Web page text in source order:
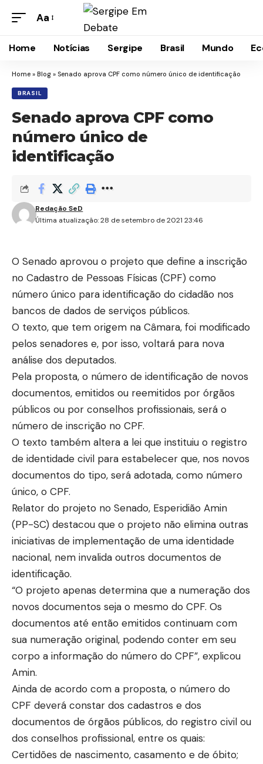
Aa
Home Notícias Sergipe Brasil Mundo
Home » Blog » Senado aprova CPF como número único de identificação
BRASIL
Senado aprova CPF como
número único de
identificação
Última atualização: 28 de setembro de 2021 23:46
Redação SeD
O Senado aprovou o projeto que define a inscrição
no Cadastro de Pessoas Físicas (CPF) como
número único para identificação do cidadão nos
bancos de dados de serviços públicos.
O texto, que tem origem na Câmara, foi modificado
pelos senadores e, por isso, voltará para nova
análise dos deputados.
Pela proposta, o número de identificação de novos
documentos, emitidos ou reemitidos por órgãos
públicos ou por conselhos profissionais, será o
número de inscrição no CPF.
O texto também altera a lei que instituiu o registro
de identidade civil para estabelecer que, nos novos
documentos do tipo, será adotada, como número
único, o CPF.
Relator do projeto no Senado, Esperidião Amin
(PP-SC) destacou que o projeto não elimina outras
iniciativas de implementação de uma identidade
nacional, nem invalida outros documentos de
identificação.
“O projeto apenas determina que a numeração dos
novos documentos seja o mesmo do CPF. Os
documentos até então emitidos continuam com
sua numeração original, podendo conter em seu
corpo a informação do número do CPF”, explicou
Amin.
Ainda de acordo com a proposta, o número do
CPF deverá constar dos cadastros e dos
documentos de órgãos públicos, do registro civil ou
dos conselhos profissional, entre os quais:
Certidões de nascimento, casamento e de óbito;